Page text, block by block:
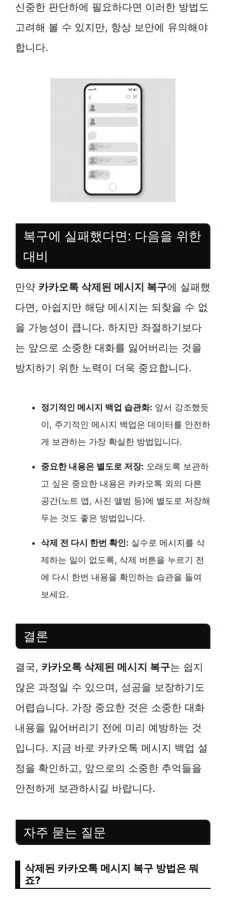
신중한 판단하에 필요하다면 이러한 방법도
고려해 볼 수 있지만, 항상 보안에 유의해야
합니다.
복구에 실패했다면: 다음을 위한
대비
만약 카카오톡 삭제된 메시지 복구에 실패했
다면, 아쉽지만 해당 메시지는 되찾을 수 없
을 가능성이 큽니다. 하지만 좌절하기보다
는 앞으로 소중한 대화를 잃어버리는 것을
방지하기 위한 노력이 더욱 중요합니다.
정기적인 메시지 백업 습관화: 앞서 강조했듯
이, 주기적인 메시지 백업은 데이터를 안전하
게 보관하는 가장 확실한 방법입니다.
중요한 내용은 별도로 저장: 오래도록 보관하
고 싶은 중요한 내용은 카카오톡 외의 다른
공간(노트 앱, 사진 앨범 등)에 별도로 저장해
두는 것도 좋은 방법입니다.
삭제 전 다시 한번 확인: 실수로 메시지를 삭
제하는 일이 없도록, 삭제 버튼을 누르기 전
에 다시 한번 내용을 확인하는 습관을 들여
보세요.
결론
결국, 카카오톡 삭제된 메시지 복구는 쉽지
않은 과정일 수 있으며, 성공을 보장하기도
어렵습니다. 가장 중요한 것은 소중한 대화
내용을 잃어버리기 전에 미리 예방하는 것
입니다. 지금 바로 카카오톡 메시지 백업 설
정을 확인하고, 앞으로의 소중한 추억들을
안전하게 보관하시길 바랍니다.
자주 묻는 질문
삭제된 카카오톡 메시지 복구 방법은 뭐
죠?